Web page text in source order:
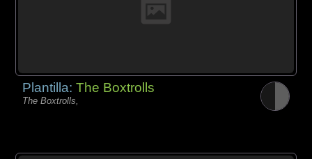
Plantilla:The Boxtrolls
The Boxtrolls,